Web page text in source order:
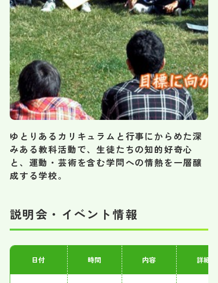
よみもの
学校からのお知らせ
学校HP最新情報
特集
その他
お問い合わせ
個人情報保護方針
サイトマップ
運営会社
ゆとりあるカリキュラムと行事にからめた深
みある教科活動で、生徒たちの知的好奇心
と、運動・芸術を含む学問への情熱を一層醸
成する学校。
説明会・イベント情報
日付 時間 内容 詳細